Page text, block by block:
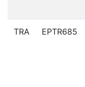
TRA EPTR685